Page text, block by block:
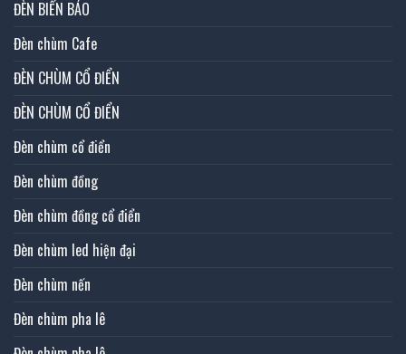
ĐÈN BIỂN BÁO
Đèn chùm Cafe
ĐÈN CHÙM CỔ ĐIỂN
ĐÈN CHÙM CỔ ĐIỂN
Đèn chùm cổ điển
Đèn chùm đồng
Đèn chùm đồng cổ điển
Đèn chùm led hiện đại
Đèn chùm nến
Đèn chùm pha lê